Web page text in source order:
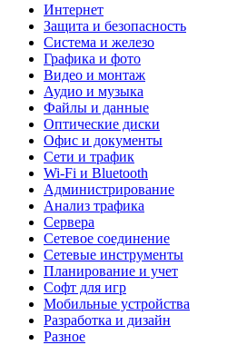
Интернет
Защита и безопасность
Система и железо
Графика и фото
Видео и монтаж
Аудио и музыка
Файлы и данные
Оптические диски
Офис и документы
Сети и трафик
Wi-Fi и Bluetooth
Администрирование
Анализ трафика
Сервера
Сетевое соединение
Сетевые инструменты
Планирование и учет
Софт для игр
Мобильные устройства
Разработка и дизайн
Разное